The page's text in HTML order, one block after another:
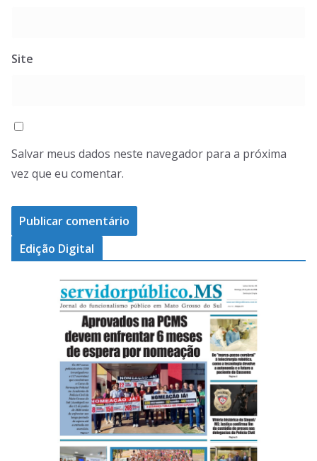
Site
Salvar meus dados neste navegador para a próxima
vez que eu comentar.
Edição Digital